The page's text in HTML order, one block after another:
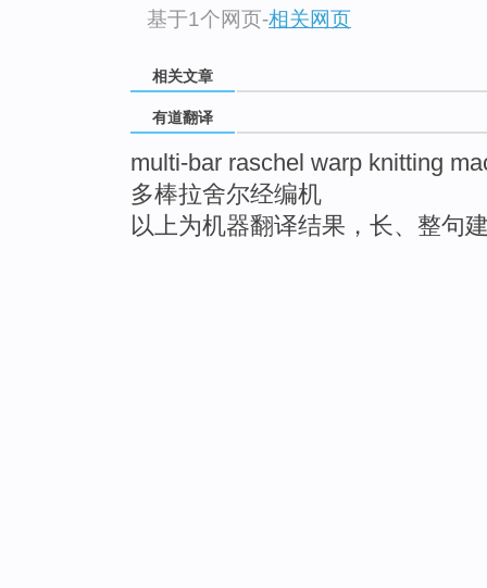
基于1个网页-相关网页
相关文章
有道翻译
multi-bar raschel warp knitting
多棒拉舍尔经编机
以上为机器翻译结果，长、整句